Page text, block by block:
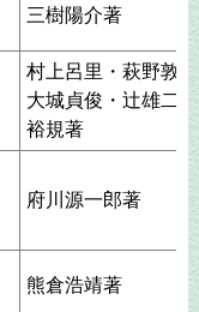
三樹陽介著
村上呂里・萩野敦
大城貞俊・辻雄二
裕規著
府川源一郎著
熊倉浩靖著